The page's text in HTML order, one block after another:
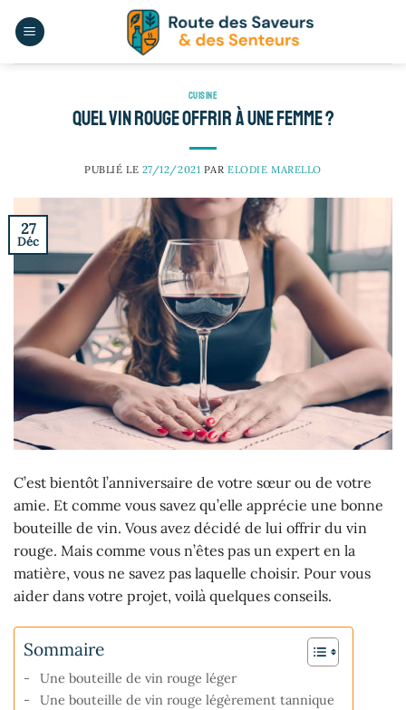
CUISINE
Quel vin rouge offrir à une femme ?
PUBLIÉ LE 27/12/2021 PARELODIE MARELLO
27
Déc
C’est bientôt l’anniversaire de votre sœur ou de votre
amie. Et comme vous savez qu’elle apprécie une bonne
bouteille de vin. Vous avez décidé de lui offrir du vin
rouge. Mais comme vous n’êtes pas un expert en la
matière, vous ne savez pas laquelle choisir. Pour vous
aider dans votre projet, voilà quelques conseils.
Sommaire
Une bouteille de vin rouge léger
Une bouteille de vin rouge légèrement tannique